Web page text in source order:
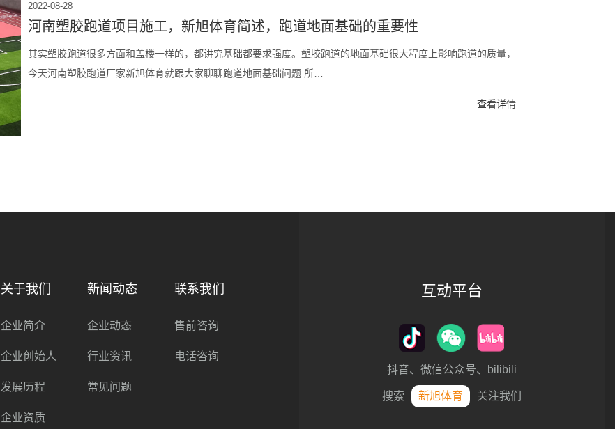
2022-08-28
河南塑胶跑道项目施工，新旭体育简述，跑道地面基础的重要性
其实塑胶跑道很多方面和盖楼一样的，都讲究基础都要求强度。塑胶跑道的地面基础很大程度上影响跑道的质量，
今天河南塑胶跑道厂家新旭体育就跟大家聊聊跑道地面基础问题 所…
查看详情
关于我们
企业简介
企业创始人
发展历程
企业资质
新闻动态
企业动态
行业资讯
常见问题
联系我们
售前咨询
电话咨询
互动平台
抖音、微信公众号、bilibili
搜索 新旭体育 关注我们